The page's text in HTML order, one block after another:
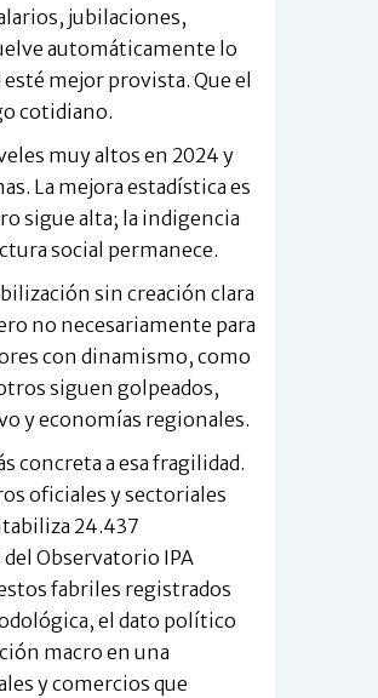
jubilaciones,
automáticamente lo
mejor provista. Que el
cotidiano.
muy altos en 2024 y
La mejora estadística es
sigue alta; la indigencia
social permanece.
sin creación clara
no necesariamente para
con dinamismo, como
siguen golpeados,
y economías regionales.
concreta a esa fragilidad.
oficiales y sectoriales
24.437
Observatorio IPA
fabriles registrados
el dato político
macro en una
y comercios que